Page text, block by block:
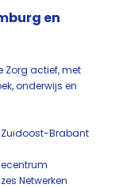
en
Zorg actief, met
onderwijs en
Zuidoost-Brabant
Netwerken